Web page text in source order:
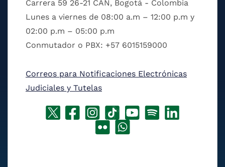
Carrera 59 26-21 CAN, Bogotá - Colombia
Lunes a viernes de 08:00 a.m – 12:00 p.m y
02:00 p.m – 05:00 p.m
Conmutador o PBX: +57 6015159000
Correos para Notificaciones Electrónicas
Judiciales y Tutelas